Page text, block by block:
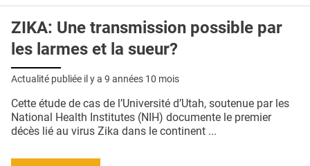
ZIKA: Une transmission possible par
les larmes et la sueur?
Actualité publiée il y a 9 années 10 mois
Cette étude de cas de l’Université d’Utah, soutenue par les
National Health Institutes (NIH) documente le premier
décès lié au virus Zika dans le continent ...